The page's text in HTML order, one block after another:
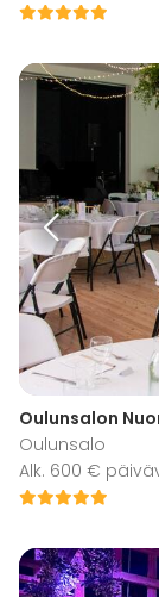
Oulunsalon
Oulunsalo
Alk. 600 €